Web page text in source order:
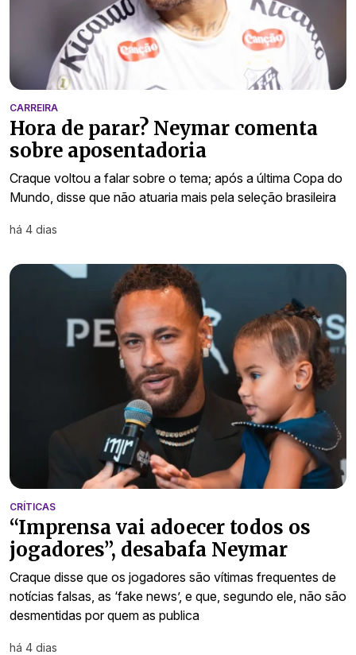
CARREIRA
Hora de parar? Neymar comenta
sobre aposentadoria
Craque voltou a falar sobre o tema; após a última Copa do
Mundo, disse que não atuaria mais pela seleção brasileira
há 4 dias
CRÍTICAS
“Imprensa vai adoecer todos os
jogadores”, desabafa Neymar
Craque disse que os jogadores são vítimas frequentes de
notícias falsas, as ‘fake news’, e que, segundo ele, não são
desmentidas por quem as publica
há 4 dias